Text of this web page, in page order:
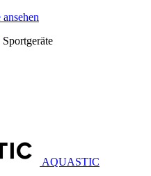
Sportgeräte
AQUASTIC